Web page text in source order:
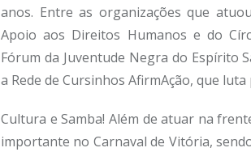
anos. Entre as organizações que
Apoio aos Direitos Humanos e do
Fórum da Juventude Negra do Espírito
a Rede de Cursinhos AfirmAção, que
Cultura e Samba! Além de atuar na
importante no Carnaval de Vitória,